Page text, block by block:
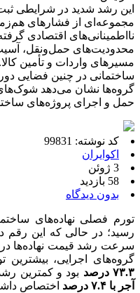
این رشد شدید در شرایطی
مجموعه‌ای از فشارهای
نااطمینانی‌های اقتصادی
محدودیت‌های حمل‌ونقل،
مسیرهای واردات و تأمین
ساختمانی در چنین فضایی
گروه‌ها نشان می‌دهد شوک‌های
حمل و اجرای پروژه‌های
کد نوشته: 99831
اکوایران
3 ژوئن
58 بازدید
بدون دیدگاه
تورم فصلی نهاده‌های ساختمانی
رسید؛ در حالی که این رقم
سرعت رشد قیمت نهاده‌ها در
گروه‌های اجرایی،
۷۳.۳ درصد
بود و کمترین
آجر با ۷.۴ درصد
اختصاص